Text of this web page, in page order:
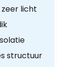
licht
structuur